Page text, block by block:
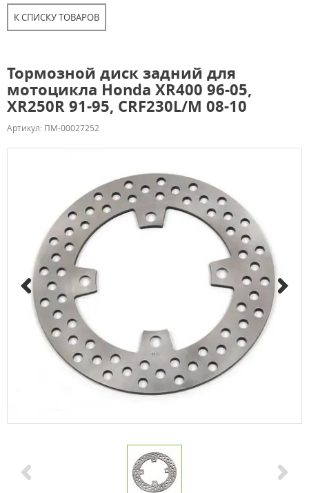
К СПИСКУ ТОВАРОВ
Тормозной диск задний для
мотоцикла Honda XR400 96-05,
XR250R 91-95, CRF230L/M 08-10
Артикул: ПМ-00027252